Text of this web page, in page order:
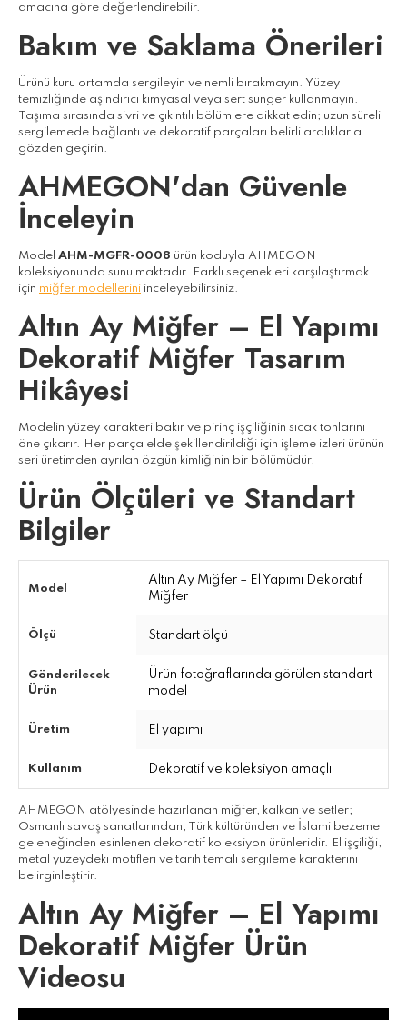
amacına göre değerlendirebilir.
Bakım ve Saklama Önerileri
Ürünü kuru ortamda sergileyin ve nemli bırakmayın. Yüzey
temizliğinde aşındırıcı kimyasal veya sert sünger kullanmayın.
Taşıma sırasında sivri ve çıkıntılı bölümlere dikkat edin; uzun süreli
sergilemede bağlantı ve dekoratif parçaları belirli aralıklarla
gözden geçirin.
AHMEGON'dan Güvenle
İnceleyin
Model AHM-MGFR-0008 ürün koduyla AHMEGON
koleksiyonunda sunulmaktadır. Farklı seçenekleri karşılaştırmak
için miğfer modellerini inceleyebilirsiniz.
Altın Ay Miğfer – El Yapımı
Dekoratif Miğfer Tasarım
Hikâyesi
Modelin yüzey karakteri bakır ve pirinç işçiliğinin sıcak tonlarını
öne çıkarır. Her parça elde şekillendirildiği için işleme izleri ürünün
seri üretimden ayrılan özgün kimliğinin bir bölümüdür.
Ürün Ölçüleri ve Standart
Bilgiler
Model
Altın Ay Miğfer – El Yapımı Dekoratif
Miğfer
Ölçü Standart ölçü
Gönderilecek
Ürün
Ürün fotoğraflarında görülen standart
model
Üretim El yapımı
Kullanım Dekoratif ve koleksiyon amaçlı
AHMEGON atölyesinde hazırlanan miğfer, kalkan ve setler;
Osmanlı savaş sanatlarından, Türk kültüründen ve İslami bezeme
geleneğinden esinlenen dekoratif koleksiyon ürünleridir. El işçiliği,
metal yüzeydeki motifleri ve tarih temalı sergileme karakterini
belirginleştirir.
Altın Ay Miğfer – El Yapımı
Dekoratif Miğfer Ürün
Videosu